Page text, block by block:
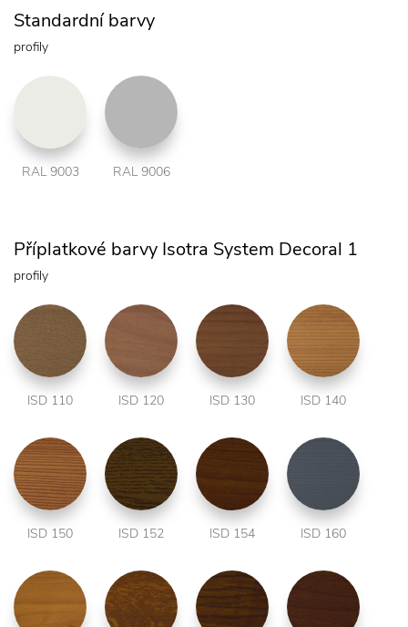
Standardní barvy
profily
RAL 9003 RAL 9006
Příplatkové barvy Isotra System Decoral 1
profily
ISD 110 ISD 120 ISD 130 ISD 140
ISD 150 ISD 152 ISD 154 ISD 160